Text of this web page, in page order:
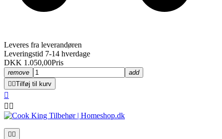
Leveres fra leverandøren
Leveringstid 7-14 hverdage
DKK 1.050,00Pris
remove
add
 Tilføj til kurv

 
 